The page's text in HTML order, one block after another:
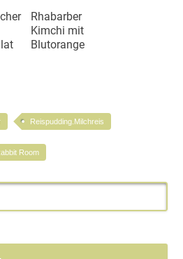
Rhabarber
Kimchi mit
Blutorange
Reispudding.Milchreis
Room